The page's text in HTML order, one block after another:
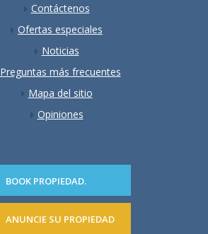
Contáctenos
Ofertas especiales
Noticias
Preguntas más frecuentes
Mapa del sitio
Opiniones
BOOK PROPIEDAD.
ANUNCIE SU PROPIEDAD